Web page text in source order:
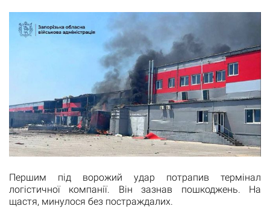
Першим під ворожий удар потрапив термінал
логістичної компанії. Він зазнав пошкоджень. На
щастя, минулося без постраждалих.